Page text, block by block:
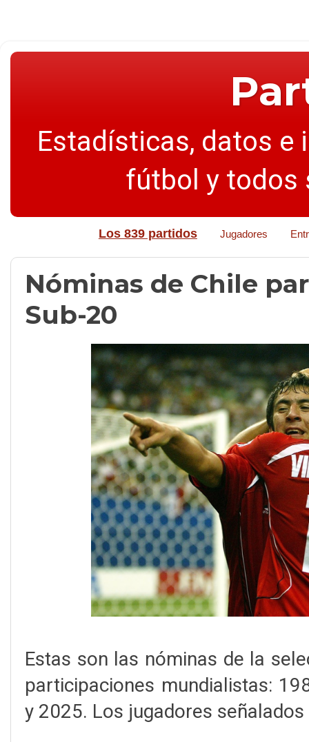
Estadísticas, datos e
fútbol y todos
Los 839 partidos Jugadores
Nóminas de Chile
Sub-20
Estas son las nóminas de la
participaciones mundialistas:
y 2025. Los jugadores